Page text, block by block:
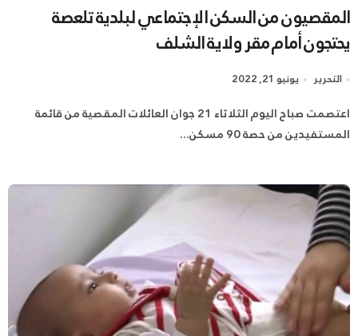
المقصيون من السكن الإجتماعي لبلدية تلعصة
يحتجون أمام مقر ولاية الشلف
التحرير يونيو 21, 2022
اعتصمت صباح اليوم الثلاثاء 21 جوان العائلات المقصية من قائمة
المستفيدين من حصة 90 مسكن...